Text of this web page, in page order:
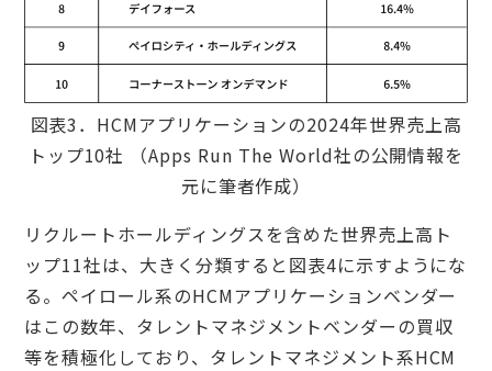
図表3．HCMアプリケーションの2024年世界売上高
トップ10社 （Apps Run The World社の公開情報を
元に筆者作成）
リクルートホールディングスを含めた世界売上高ト
ップ11社は、大きく分類すると図表4に示すようにな
る。ペイロール系のHCMアプリケーションベンダー
はこの数年、タレントマネジメントベンダーの買収
等を積極化しており、タレントマネジメント系HCM